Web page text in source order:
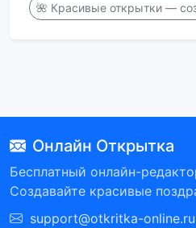
🌺 Красивые открытки —
Онлайн Открытка
Бесплатный онлайн-
Создавайте красивые
support@otkritka-online.ru